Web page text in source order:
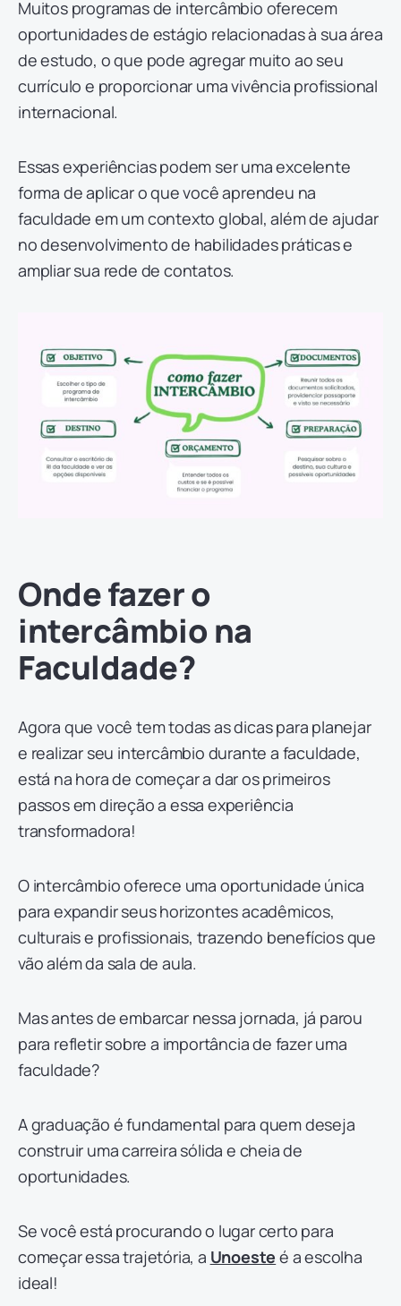
Muitos programas de intercâmbio oferecem
oportunidades de estágio relacionadas à sua área
de estudo, o que pode agregar muito ao seu
currículo e proporcionar uma vivência profissional
internacional.
Essas experiências podem ser uma excelente
forma de aplicar o que você aprendeu na
faculdade em um contexto global, além de ajudar
no desenvolvimento de habilidades práticas e
ampliar sua rede de contatos.
Onde fazer o
intercâmbio na
Faculdade?
Agora que você tem todas as dicas para planejar
e realizar seu intercâmbio durante a faculdade,
está na hora de começar a dar os primeiros
passos em direção a essa experiência
transformadora!
O intercâmbio oferece uma oportunidade única
para expandir seus horizontes acadêmicos,
culturais e profissionais, trazendo benefícios que
vão além da sala de aula.
Mas antes de embarcar nessa jornada, já parou
para refletir sobre a importância de fazer uma
faculdade?
A graduação é fundamental para quem deseja
construir uma carreira sólida e cheia de
oportunidades.
Se você está procurando o lugar certo para
começar essa trajetória, a Unoeste é a escolha
ideal!